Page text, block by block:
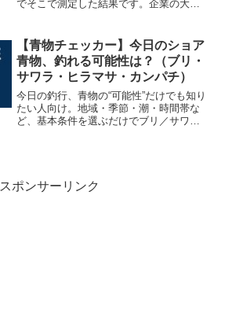
でそこで測定した結果です。企業の大掛
数えるくらい」とびっくりされていた自
慢の記録です。
【青物チェッカー】今日のショア
青物、釣れる可能性は？（ブリ・
サワラ・ヒラマサ・カンパチ）
今日の釣行、青物の“可能性”だけでも知り
たい人向け。地域・季節・潮・時間帯な
ど、基本条件を選ぶだけでブリ／サワラ
スポンサーリンク